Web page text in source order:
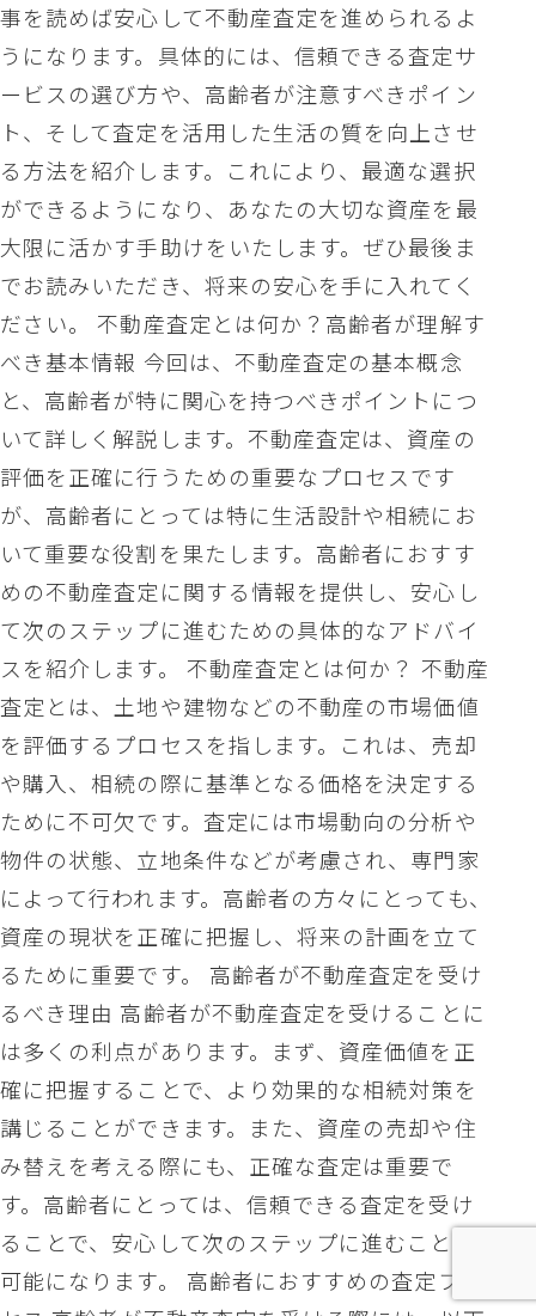
事を読めば安心して不動産査定を進められるよ
うになります。具体的には、信頼できる査定サ
ービスの選び方や、高齢者が注意すべきポイン
ト、そして査定を活用した生活の質を向上させ
る方法を紹介します。これにより、最適な選択
ができるようになり、あなたの大切な資産を最
大限に活かす手助けをいたします。ぜひ最後ま
でお読みいただき、将来の安心を手に入れてく
ださい。 不動産査定とは何か？高齢者が理解す
べき基本情報 今回は、不動産査定の基本概念
と、高齢者が特に関心を持つべきポイントにつ
いて詳しく解説します。不動産査定は、資産の
評価を正確に行うための重要なプロセスです
が、高齢者にとっては特に生活設計や相続にお
いて重要な役割を果たします。高齢者におすす
めの不動産査定に関する情報を提供し、安心し
て次のステップに進むための具体的なアドバイ
スを紹介します。 不動産査定とは何か？ 不動産
査定とは、土地や建物などの不動産の市場価値
を評価するプロセスを指します。これは、売却
や購入、相続の際に基準となる価格を決定する
ために不可欠です。査定には市場動向の分析や
物件の状態、立地条件などが考慮され、専門家
によって行われます。高齢者の方々にとっても、
資産の現状を正確に把握し、将来の計画を立て
るために重要です。 高齢者が不動産査定を受け
るべき理由 高齢者が不動産査定を受けることに
は多くの利点があります。まず、資産価値を正
確に把握することで、より効果的な相続対策を
講じることができます。また、資産の売却や住
み替えを考える際にも、正確な査定は重要で
す。高齢者にとっては、信頼できる査定を受け
ることで、安心して次のステップに進むことが
可能になります。 高齢者におすすめの査定プロ